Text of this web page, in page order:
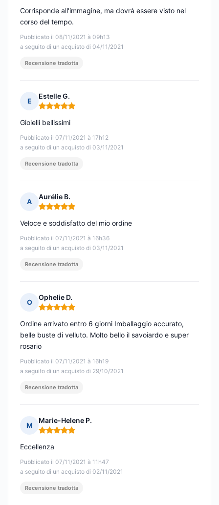
Pubblicato il 08/11/2021 à 09h13
a seguito di un acquisto di 04/11/2021
Corrisponde all'immagine, ma dovrà essere visto nel
corso del tempo.
Recensione tradotta
E
Estelle G.
Nota: 5 su 5
Pubblicato il 07/11/2021 à 17h12
a seguito di un acquisto di 03/11/2021
Gioielli bellissimi
Recensione tradotta
A
Aurélie B.
Nota: 5 su 5
Pubblicato il 07/11/2021 à 16h36
a seguito di un acquisto di 03/11/2021
Veloce e soddisfatto del mio ordine
Recensione tradotta
O
Ophelie D.
Nota: 5 su 5
Pubblicato il 07/11/2021 à 16h19
a seguito di un acquisto di 29/10/2021
Ordine arrivato entro 6 giorni Imballaggio accurato,
belle buste di velluto. Molto bello il savoiardo e super
rosario
Recensione tradotta
M
Marie-Helene P.
Nota: 5 su 5
Pubblicato il 07/11/2021 à 11h47
a seguito di un acquisto di 02/11/2021
Eccellenza
Recensione tradotta